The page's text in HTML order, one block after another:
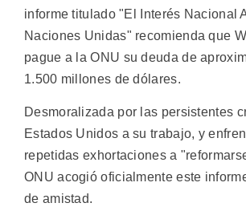
informe titulado "El Interés Nacional
Naciones Unidas" recomienda que
pague a la ONU su deuda de
1.500 millones de dólares.
Desmoralizada por las persistentes
Estados Unidos a su trabajo, y
repetidas exhortaciones a
ONU acogió oficialmente este
de amistad.